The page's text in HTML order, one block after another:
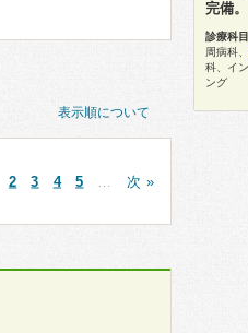
表示順について
2 3 4 5 次 »
完備。
診療科目
周病科、
科、イ
ング